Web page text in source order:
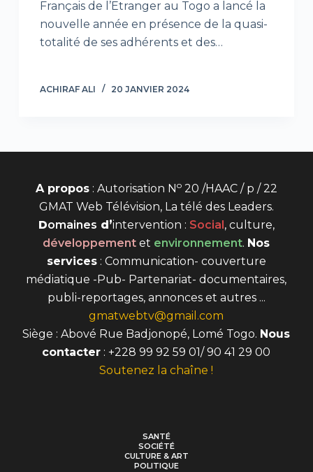
Français de l’Etranger au Togo a lancé la
nouvelle année en présence de la quasi-
totalité de ses adhérents et des…
ACHIRAF ALI 20 JANVIER 2024
A propos: Autorisation N o20 /HAAC / p / 22
GMAT Web Télévision, La télé des Leaders.
Domaines d’intervention : Social , culture,
développement et environnement. Nos
services: Communication- couverture
médiatique -Pub- Partenariat- documentaires,
publi-reportages, annonces et autres ...
gmatwebtv@gmail.com
Siège : Abové Rue Badjonopé, Lomé Togo. Nous
contacter : +228 99 92 59 01/ 90 41 29 00
Soutenez la chaîne !
SANTÉ
SOCIÉTÉ
CULTURE & ART
POLITIQUE